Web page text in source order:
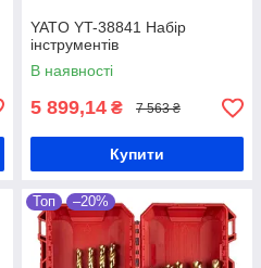
YATO YT-38841 Набір
інструментів
В наявності
5 899,14 ₴ 7 563 ₴
Купити
Топ –20%